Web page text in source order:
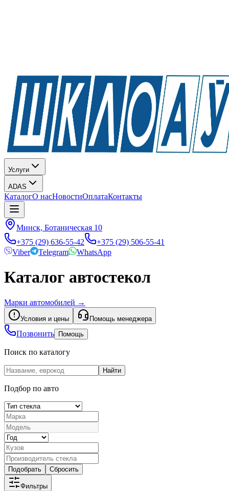
Услуги
ADAS
КаталогО насНовостиОплатаКонтакты
Минск, Ботаническая 10
+375 (29) 636-55-42
+375 (29) 506-55-41
Viber
Telegram WhatsApp
Каталог автостекол
Марки автомобилей →
Условия и цены Помощь менеджера
Позвонить Помощь
Поиск по каталогу
Найти
Подбор по авто
Подобрать Сбросить
Фильтры